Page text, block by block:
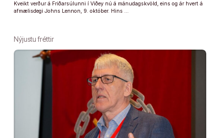
Kveikt verður á Friðarsúlunni í Viðey nú á mánudagskvöld, eins og ár hvert á
afmælisdegi Johns Lennon, 9. október. Hins …
Nýjustu fréttir